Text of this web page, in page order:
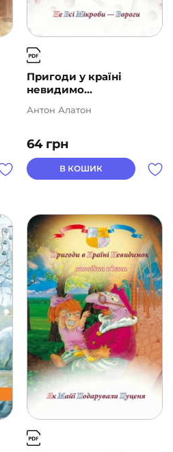
Пригоди у країні
невидимо...
64 грн
Антон Алатон
В КОШИК